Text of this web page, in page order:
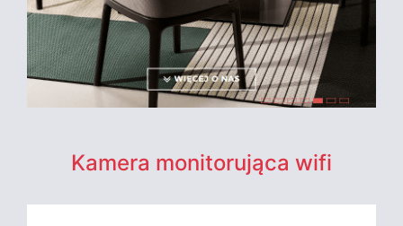
Kamera monitorująca wifi